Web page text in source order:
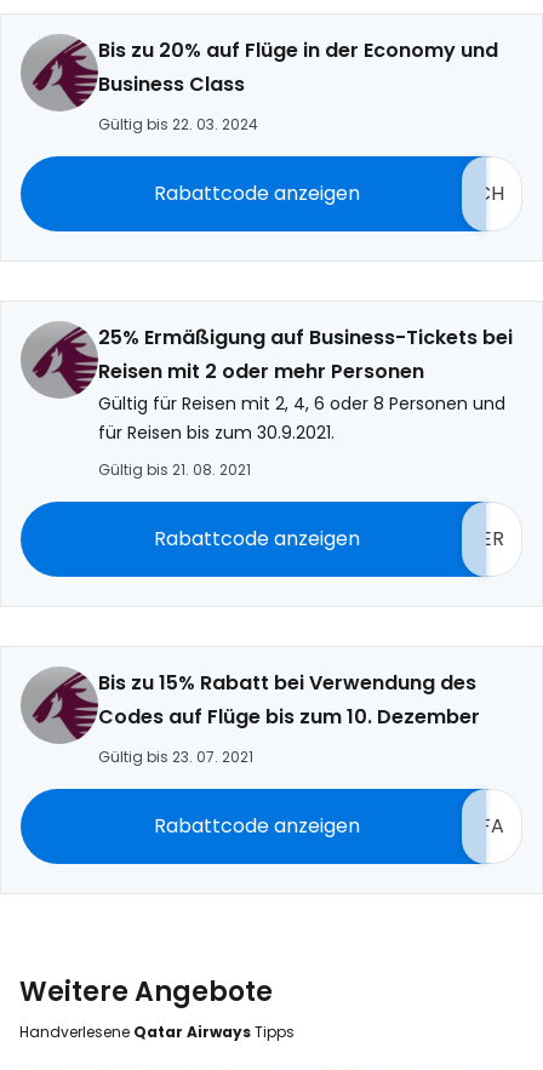
Bis zu 20% auf Flüge in der Economy und
Business Class
Gültig bis 22. 03. 2024
Rabattcode anzeigen CH
25% Ermäßigung auf Business-Tickets bei
Reisen mit 2 oder mehr Personen
Gültig für Reisen mit 2, 4, 6 oder 8 Personen und
für Reisen bis zum 30.9.2021.
Gültig bis 21. 08. 2021
Rabattcode anzeigen ER
Bis zu 15% Rabatt bei Verwendung des
Codes auf Flüge bis zum 10. Dezember
Gültig bis 23. 07. 2021
Rabattcode anzeigen FA
Weitere Angebote
Handverlesene Qatar AirwaysTipps